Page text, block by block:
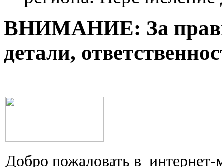
ВНИМАНИЕ: За
детали,
Добро пожаловать в